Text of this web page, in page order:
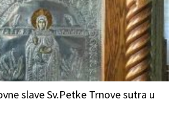
slave Sv.Petke Trnove sutra u